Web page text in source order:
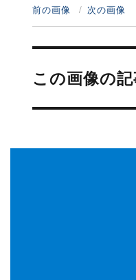
前の画像 次の画像
投
ナ
ビ
ー
この画像の